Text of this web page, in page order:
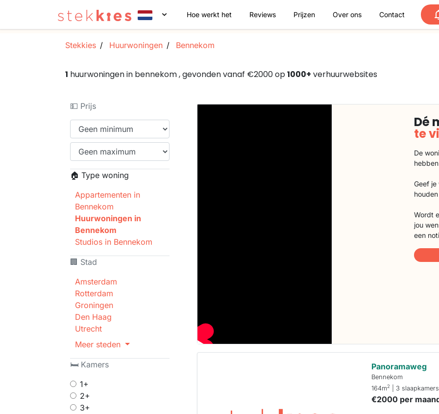
Hoe werkt het Reviews Prijzen Over ons Contact
Stekkies Huurwoningen Bennekom
1 huurwoningen in bennekom , gevonden vanaf €2000 op1000+ verhuurwebsites
💵 Prijs
🏠 Type woning
Appartementen in
Bennekom
Huurwoningen in
Bennekom
Studios in Bennekom
🏢 Stad
Amsterdam
Rotterdam
Groningen
Den Haag
Utrecht
Meer steden
🛏 Kamers
1+
2+
3+
Dé
te
De
Geef
Wordt
jou
een
Panoramaweg
Bennekom
164m2 | 3 slaapkamers
€2000 per